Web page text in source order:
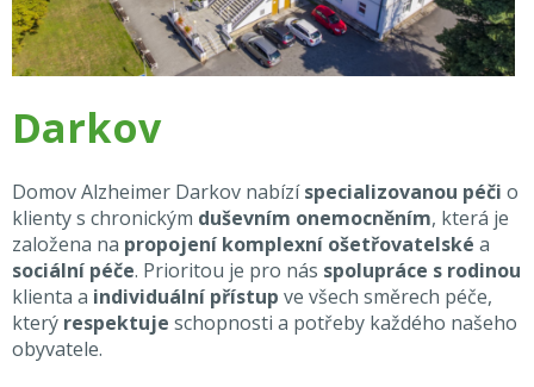
Darkov
Domov Alzheimer Darkov nabízíspecializovanou péči o
klienty s chronickým duševním onemocněním, která je
založena na propojení komplexní ošetřovatelské a
sociální péče. Prioritou je pro nás spolupráce s rodinou
klienta a individuální přístup ve všech směrech péče,
který respektuje schopnosti a potřeby každého našeho
obyvatele.